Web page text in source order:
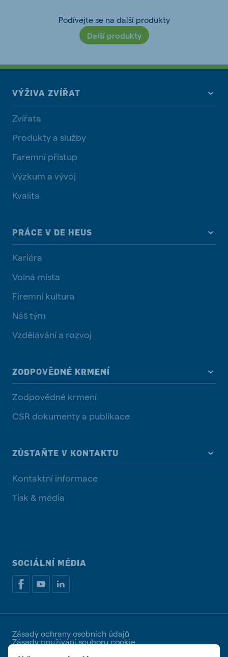
Podívejte se na další produkty
Další produkty
VÝŽIVA ZVÍŘAT
Zvířata
Produkty a služby
Faremní přístup
Výzkum a vývoj
Kvalita
PRÁCE V DE HEUS
Kariéra
Volná místa
Firemní kultura
Náš tým
Vzdělávání a rozvoj
ZODPOVĚDNÉ KRMENÍ
Zodpovědné krmení
CSR dokumenty a publikace
ZŮSTAŇTE V KONTAKTU
Kontaktní informace
Tisk & média
SOCIÁLNÍ MÉDIA
Zásady ochrany osobních údajů
Zásady používání souboru cookie